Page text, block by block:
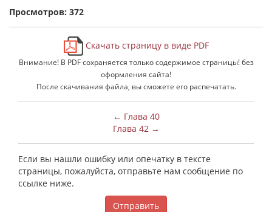
Просмотров: 372
Скачать страницу в виде PDF
Внимание! В PDF сохраняется только содержимое страницы! без
оформления сайта!
После скачивания файла, вы сможете его распечатать.
← Глава 40
Глава 42 →
Если вы нашли ошибку или опечатку в тексте
страницы, пожалуйста, отправьте нам сообщение по
ссылке ниже.
Отправить